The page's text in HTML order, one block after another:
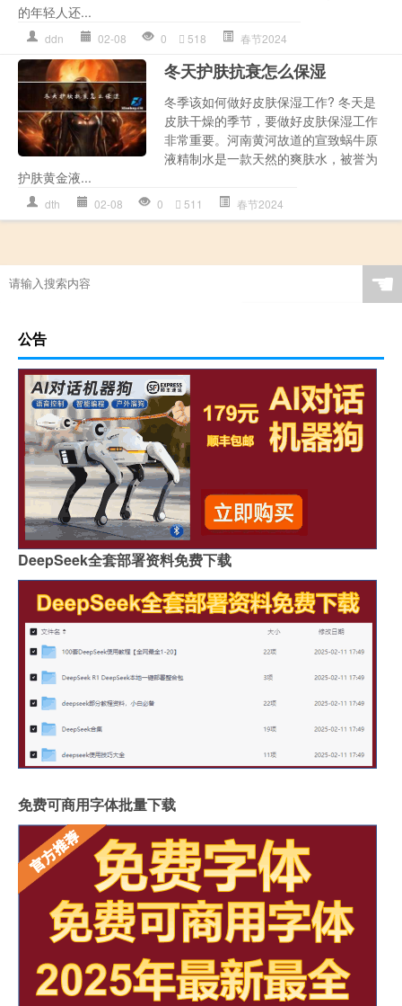
的年轻人还...
ddn 02-08 0 518 春节2024
冬天护肤抗衰怎么保湿
冬季该如何做好皮肤保湿工作? 冬天是
皮肤干燥的季节，要做好皮肤保湿工作
非常重要。河南黄河故道的宣致蜗牛原
液精制水是一款天然的爽肤水，被誉为
护肤黄金液...
dth 02-08 0 511 春节2024
☚
公告
DeepSeek全套部署资料免费下载
免费可商用字体批量下载